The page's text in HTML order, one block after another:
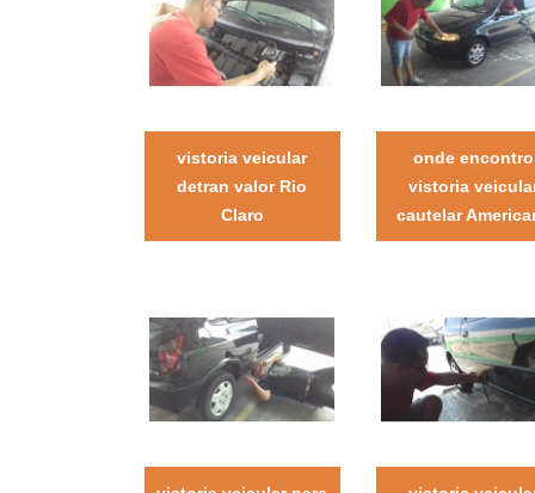
vistoria veicular
detran valor Rio
Claro
onde encontro
vistoria
cautelar